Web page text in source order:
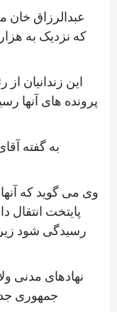
عبدالرزاق
که نزدیک به
این زندانیان
پرونده های آنها
به گفته
وی می گوید که
پایتخت انتقال
رسیدگی شود
نهادهای مدنی
جمهوری